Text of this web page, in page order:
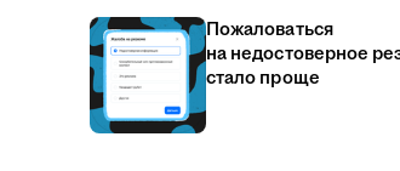
Пожаловаться
на недостоверное
стало проще